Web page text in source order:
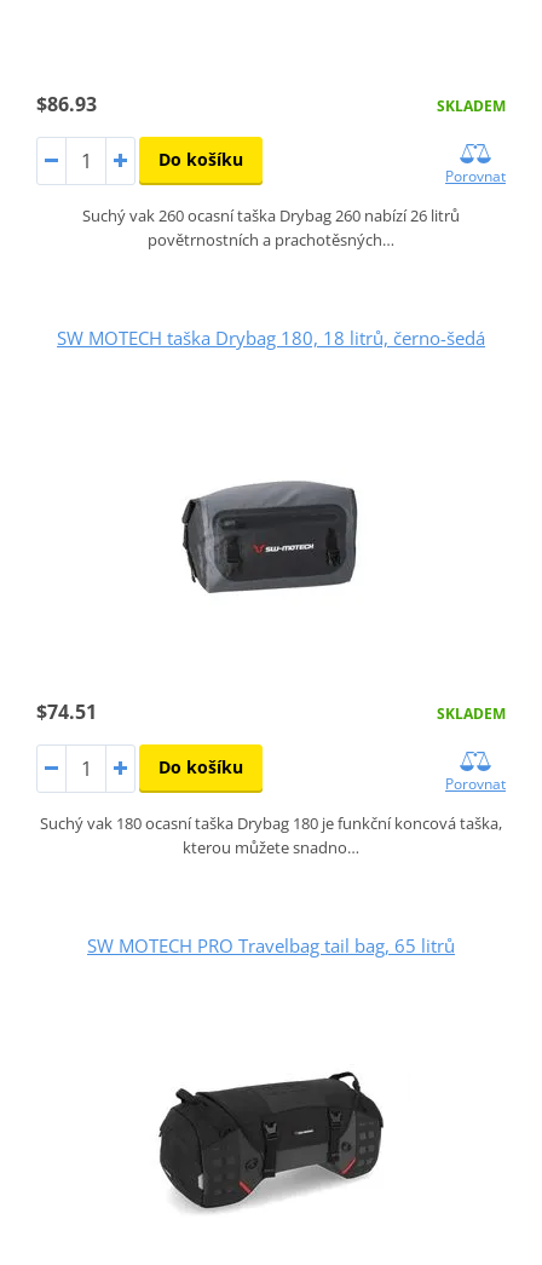
$86.93 SKLADEM
Do košíku
Porovnat
Suchý vak 260 ocasní taška Drybag 260 nabízí 26 litrů
povětrnostních a prachotěsných…
SW MOTECH taška Drybag 180, 18 litrů, černo-šedá
$74.51 SKLADEM
Do košíku
Porovnat
Suchý vak 180 ocasní taška Drybag 180 je funkční koncová taška,
kterou můžete snadno…
SW MOTECH PRO Travelbag tail bag, 65 litrů